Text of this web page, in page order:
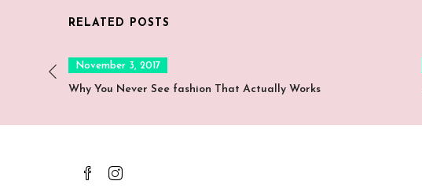
RELATED POSTS
Posted
on
November 3, 2017
Why You Never See fashion That Actually Works